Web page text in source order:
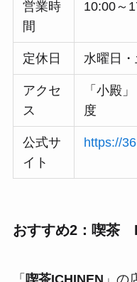
営業時
間
10:00～
定休日 水曜日
アクセ
ス
「小殿
度
公式サ
イト
https://
おすすめ2：喫茶